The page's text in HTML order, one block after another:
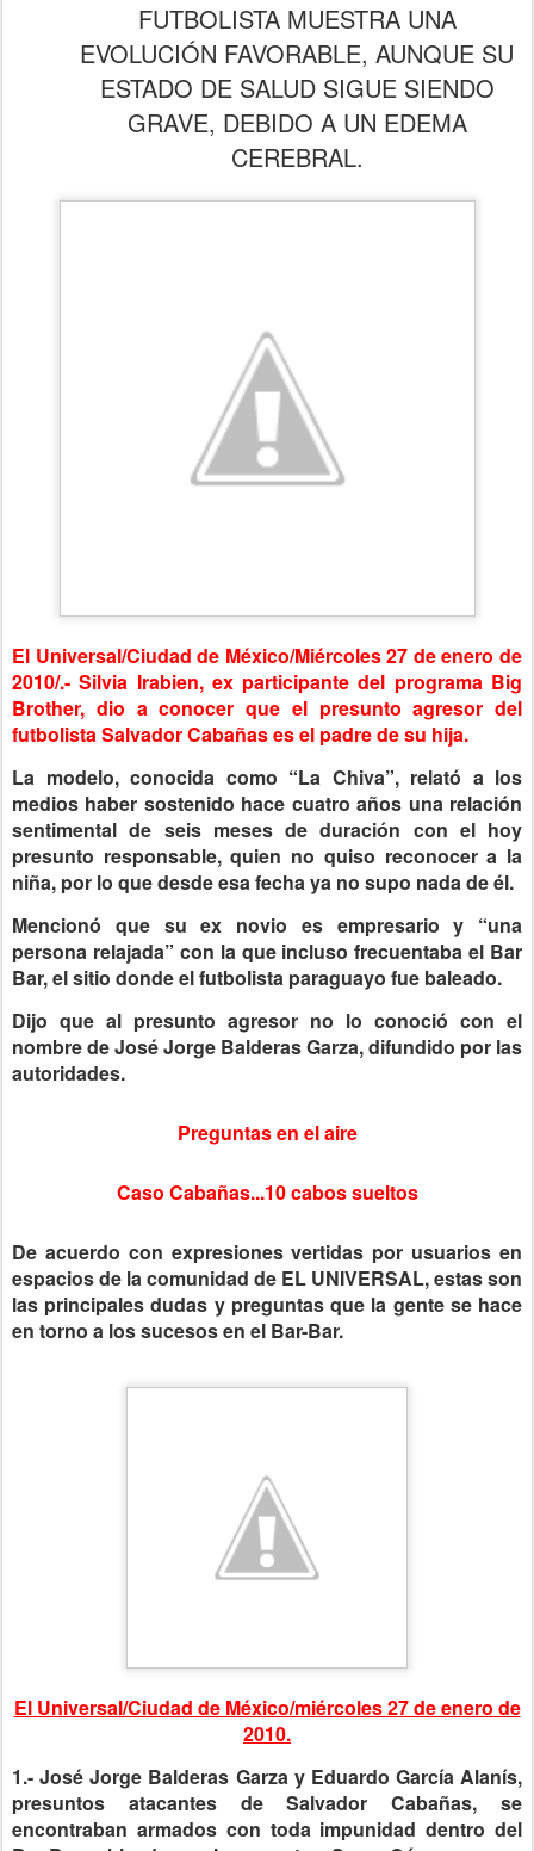
FUTBOLISTA MUESTRA UNA
EVOLUCIÓN FAVORABLE, AUNQUE SU
ESTADO DE SALUD SIGUE SIENDO
GRAVE, DEBIDO A UN EDEMA
CEREBRAL.
El Universal/Ciudad de México/Miércoles 27 de enero de
2010/.- Silvia Irabien, ex participante del programa Big
Brother, dio a conocer que el presunto agresor del
futbolista Salvador Cabañas es el padre de su hija.
La modelo, conocida como “La Chiva”, relató a los
medios haber sostenido hace cuatro años una relación
sentimental de seis meses de duración con el hoy
presunto responsable, quien no quiso reconocer a la
niña, por lo que desde esa fecha ya no supo nada de él.
Mencionó que su ex novio es empresario y “una
persona relajada” con la que incluso frecuentaba el Bar
Bar, el sitio donde el futbolista paraguayo fue baleado.
Dijo que al presunto agresor no lo conoció con el
nombre de José Jorge Balderas Garza, difundido por las
autoridades.
Preguntas en el aire
Caso Cabañas...10 cabos sueltos
De acuerdo con expresiones vertidas por usuarios en
espacios de la comunidad de EL UNIVERSAL, estas son
las principales dudas y preguntas que la gente se hace
en torno a los sucesos en el Bar-Bar.
El Universal/Ciudad de México/miércoles 27 de enero de
2010.
1.- José Jorge Balderas Garza y Eduardo García Alanís,
presuntos atacantes de Salvador Cabañas, se
encontraban armados con toda impunidad dentro del